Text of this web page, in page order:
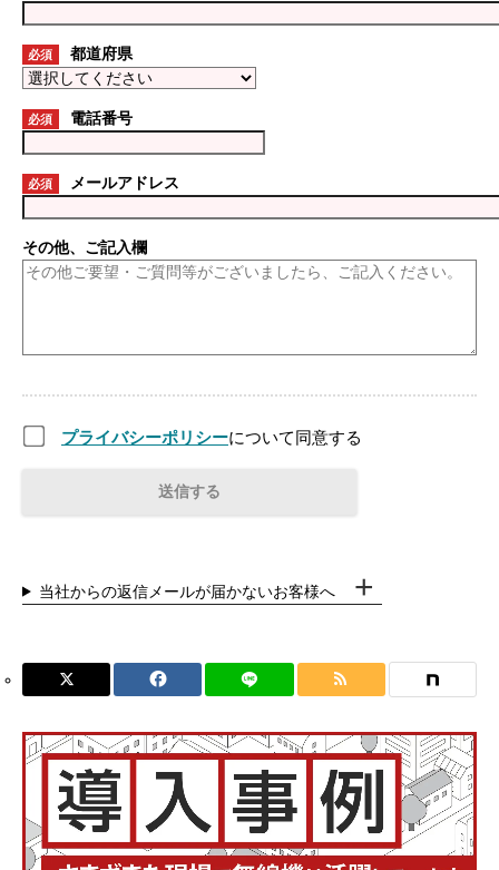
必須 都道府県
必須 電話番号
必須 メールアドレス
その他、ご記入欄
プライバシーポリシーについて同意する
当社からの返信メールが届かないお客様へ